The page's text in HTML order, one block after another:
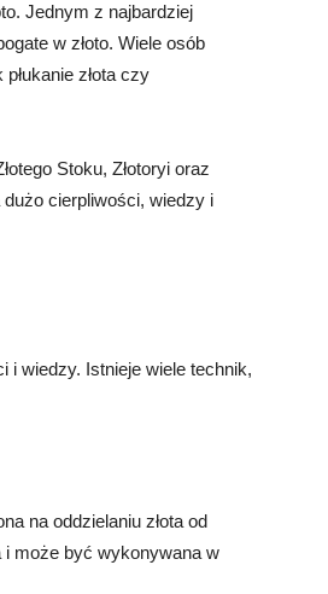
Jednym z najbardziej
w złoto. Wiele osób
złota czy
Stoku, Złotoryi oraz
cierpliwości, wiedzy i
i wiedzy. Istnieje wiele technik,
na oddzielaniu złota od
i może być wykonywana w